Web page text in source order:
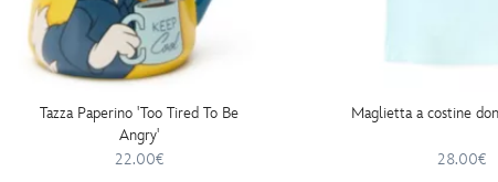
Tazza Paperino 'Too Tired To Be
Angry'
22.00€
Maglietta a costine
28.00€